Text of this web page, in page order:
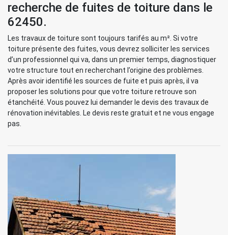
recherche de fuites de toiture dans le
62450.
Les travaux de toiture sont toujours tarifés au m². Si votre
toiture présente des fuites, vous devrez solliciter les services
d’un professionnel qui va, dans un premier temps, diagnostiquer
votre structure tout en recherchant l’origine des problèmes.
Après avoir identifié les sources de fuite et puis après, il va
proposer les solutions pour que votre toiture retrouve son
étanchéité. Vous pouvez lui demander le devis des travaux de
rénovation inévitables. Le devis reste gratuit et ne vous engage
pas.